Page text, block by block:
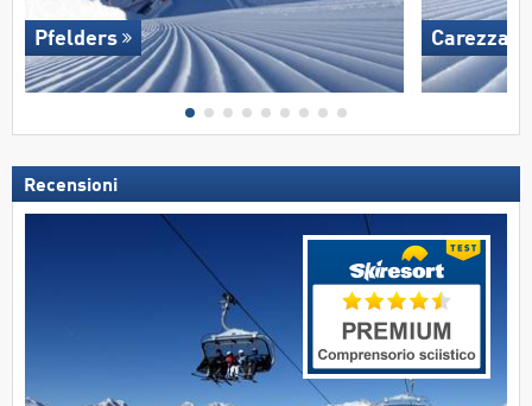
Pfelders Carezza
Recensioni